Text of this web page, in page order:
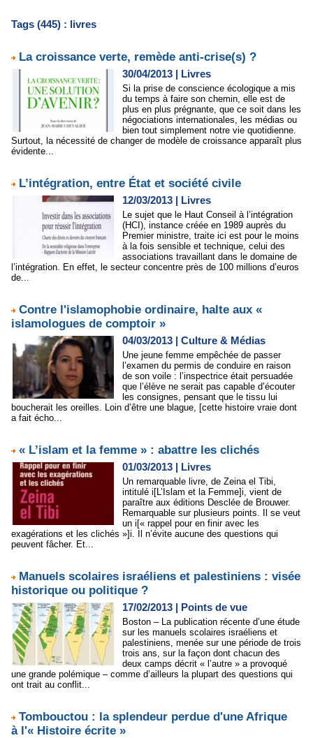
Tags (445) : livres
La croissance verte, remède anti-crise(s) ?
30/04/2013 | Livres
Si la prise de conscience écologique a mis
du temps à faire son chemin, elle est de
plus en plus prégnante, que ce soit dans les
négociations internationales, les médias ou
bien tout simplement notre vie quotidienne.
Surtout, la nécessité de changer de modèle de croissance apparaît plus
évidente...
L’intégration, entre État et société civile
12/03/2013 | Livres
Le sujet que le Haut Conseil à l’intégration
(HCI), instance créée en 1989 auprès du
Premier ministre, traite ici est pour le moins
à la fois sensible et technique, celui des
associations travaillant dans le domaine de
l’intégration. En effet, le secteur concentre près de 100 millions d’euros
de...
Contre l'islamophobie ordinaire, halte aux «
islamologues de comptoir »
04/03/2013 | Culture & Médias
Une jeune femme empêchée de passer
l’examen du permis de conduire en raison
de son voile : l’inspectrice était persuadée
que l’élève ne serait pas capable d’écouter
les consignes, pensant que le tissu lui
boucherait les oreilles. Loin d’être une blague, [cette histoire vraie dont
a fait écho...
« L’islam et la femme » : abattre les clichés
01/03/2013 | Livres
Un remarquable livre, de Zeina el Tibi,
intitulé i[L’Islam et la Femme]i, vient de
paraître aux éditions Desclée de Brouwer.
Remarquable sur plusieurs points. Il se veut
un i[« rappel pour en finir avec les
exagérations et les clichés »]i. Il n’évite aucune des questions qui
peuvent fâcher. Et...
Manuels scolaires israéliens et palestiniens : visée
historique ou politique ?
17/02/2013 | Points de vue
Boston – La publication récente d’une étude
sur les manuels scolaires israéliens et
palestiniens, menée sur une période de trois
trois ans, sur la façon dont chacun des
deux camps décrit « l’autre » a provoqué
une grande polémique – comme d’ailleurs la plupart des questions qui
ont trait au conflit...
Tombouctou : la splendeur perdue d'une Afrique
à l'« Histoire écrite »